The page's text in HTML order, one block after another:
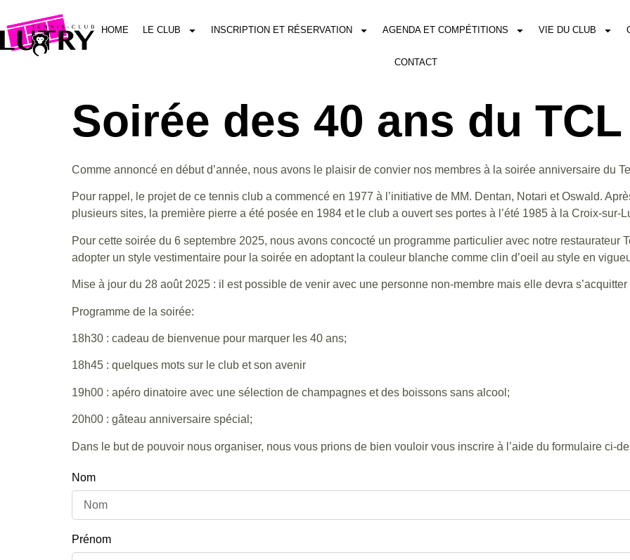
HOME LE CLUB INSCRIPTION ET RÉSERVATION AGENDA ET COMPÉTITIONS VIE DU CLUB
CONTACT
Soirée des 40 ans du TCL
Comme annoncé en début d’année, nous avons le plaisir de convier nos membres à la soirée anniversaire du
Pour rappel, le projet de ce tennis club a commencé en 1977 à l’initiative de MM. Dentan, Notari et Oswald.
plusieurs sites, la première pierre a été posée en 1984 et le club a ouvert ses portes à l’été 1985 à la Croix-sur-
Pour cette soirée du 6 septembre 2025, nous avons concocté un programme particulier avec notre restaurateur
adopter un style vestimentaire pour la soirée en adoptant la couleur blanche comme clin d’oeil au style en
Mise à jour du 28 août 2025 : il est possible de venir avec une personne non-membre mais elle devra
Programme de la soirée:
18h30 : cadeau de bienvenue pour marquer les 40 ans;
18h45 : quelques mots sur le club et son avenir
19h00 : apéro dinatoire avec une sélection de champagnes et des boissons sans alcool;
20h00 : gâteau anniversaire spécial;
Dans le but de pouvoir nous organiser, nous vous prions de bien vouloir vous inscrire à l’aide du formulaire ci-
Nom
Prénom